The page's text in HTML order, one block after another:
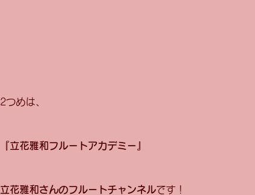
2つめは、
『立花雅和フルートアカデミー』
立花雅和さんのフルートチャンネルです！